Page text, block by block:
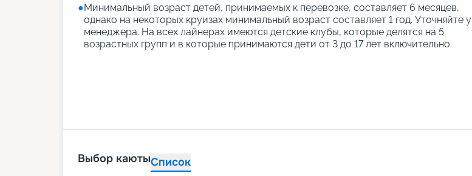
●Минимальный возраст детей, принимаемых к перевозке, составляет 6 месяцев,
однако на некоторых круизах минимальный возраст составляет 1 год. Уточняйте у
менеджера. На всех лайнерах имеются детские клубы, которые делятся на 5
возрастных групп и в которые принимаются дети от 3 до 17 лет включительно.
Выбор каютыСписок